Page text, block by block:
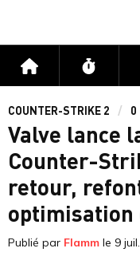
Accueil Flux
COUNTER-STRIKE 2 0
Valve lance
Counter-
retour,
Publié par Flamm le 9